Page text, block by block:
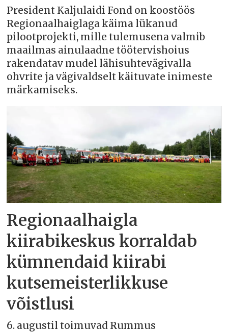
President Kaljulaidi Fond on koostöös
Regionaalhaiglaga käima lükanud
pilootprojekti, mille tulemusena valmib
maailmas ainulaadne töötervishoius
rakendatav mudel lähisuhtevägivalla
ohvrite ja vägivaldselt käituvate inimeste
märkamiseks.
Regionaalhaigla
kiirabikeskus korraldab
kümnendaid kiirabi
kutsemeisterlikkuse
võistlusi
6. augustil toimuvad Rummus